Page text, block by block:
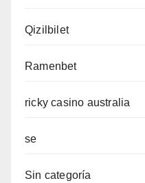
Qizilbilet
Ramenbet
ricky casino australia
se
Sin categoría